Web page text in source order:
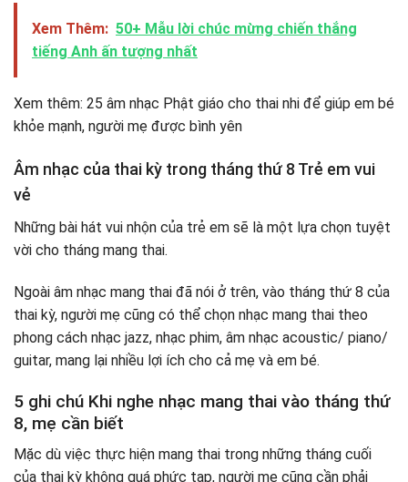
Xem Thêm: 50+ Mẫu lời chúc mừng chiến thắng
tiếng Anh ấn tượng nhất
Xem thêm: 25 âm nhạc Phật giáo cho thai nhi để giúp em bé
khỏe mạnh, người mẹ được bình yên
Âm nhạc của thai kỳ trong tháng thứ 8 Trẻ em vui
vẻ
Những bài hát vui nhộn của trẻ em sẽ là một lựa chọn tuyệt
vời cho tháng mang thai.
Ngoài âm nhạc mang thai đã nói ở trên, vào tháng thứ 8 của
thai kỳ, người mẹ cũng có thể chọn nhạc mang thai theo
phong cách nhạc jazz, nhạc phim, âm nhạc acoustic/ piano/
guitar, mang lại nhiều lợi ích cho cả mẹ và em bé.
5 ghi chú Khi nghe nhạc mang thai vào tháng thứ
8, mẹ cần biết
Mặc dù việc thực hiện mang thai trong những tháng cuối
của thai kỳ không quá phức tạp, người mẹ cũng cần phải